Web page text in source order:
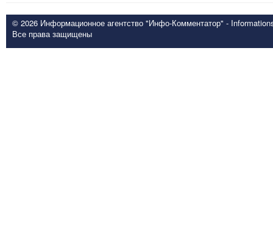
© 2026 Информационное агентство "Инфо-Комментатор" -
Все права защищены